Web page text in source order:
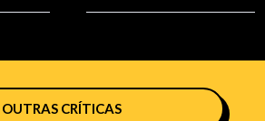
OUTRAS CRÍTICAS